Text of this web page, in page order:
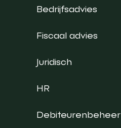
Bedrijfsadvies
Fiscaal advies
Juridisch
HR
Debiteurenbeheer